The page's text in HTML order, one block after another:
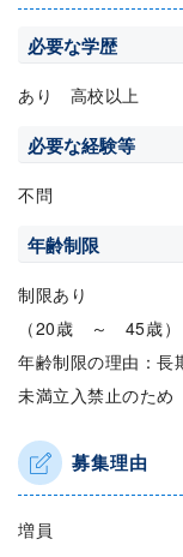
必要な学歴
あり 高校以上
必要な経験等
不問
年齢制限
制限あり
（20歳 ～ 45歳）
年齢制限の理由：長
未満立入禁止のため
募集理由
増員